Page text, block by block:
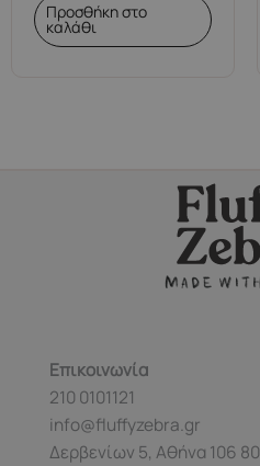
Προσθήκη στο
καλάθι
Επικοινωνία
210 0101121
info@fluffyzebra.gr
Δερβενίων 5, Αθήνα 106 80